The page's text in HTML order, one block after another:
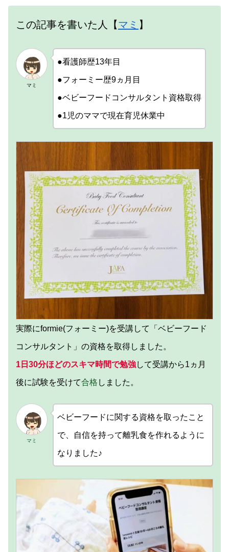
この記事を書いた人【マミ 】
マミ
●看護師歴13年目
●フォーミー歴9ヵ月目
●ベビーフードコンサルタント資格取得
●1児のママで現在育児休業中
実際にformie(フォーミー)を受講して「ベビーフード
コンサルタント」の資格を取得しました。
1日30分ほどのスキマ時間で勉強して受講から1ヵ月
後に試験を受けて合格 しました。
マミ
ベビーフードに関する資格を取ったこと
で、自信を持って離乳食を作れるように
なりました♪